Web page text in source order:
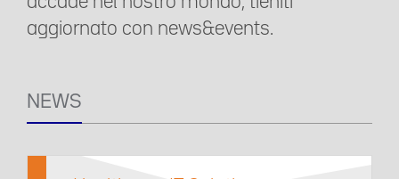
aggiornato con news&events.
NEWS